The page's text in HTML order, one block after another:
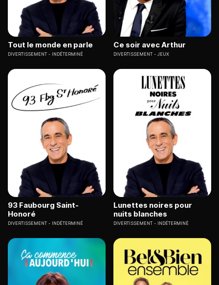
Tout le monde en parle
DIVERTISSEMENT INDÉTERMINÉ
Ce soir avec Arthur
DIVERTISSEMENT JEUX
93 Faubourg Saint-
Honoré
DIVERTISSEMENT INDÉTERMINÉ
Lunettes noires pour
nuits blanches
DIVERTISSEMENT INDÉTERMINÉ